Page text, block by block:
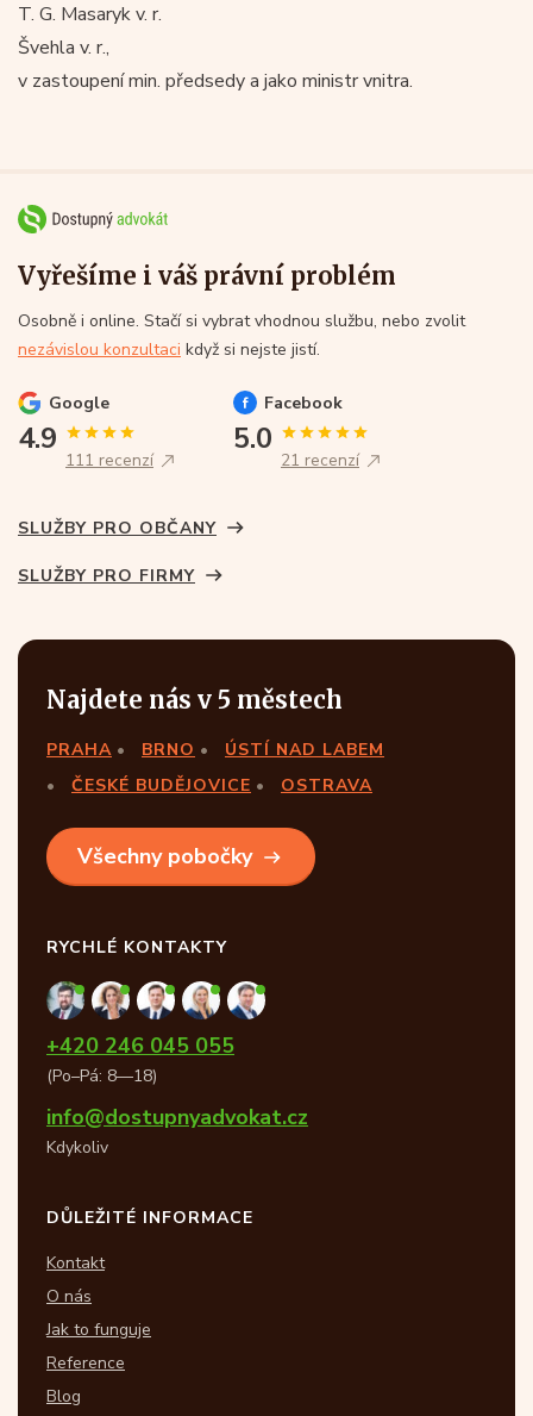
T. G. Masaryk v. r.
Švehla v. r.,
v zastoupení min. předsedy a jako ministr vnitra.
Vyřešíme i váš právní problém
Osobně i online. Stačí si vybrat vhodnou službu, nebo zvolit
nezávislou konzultaci když si nejste jistí.
Google
4.9
111 recenzí
Facebook
5.0
21 recenzí
SLUŽBY PRO OBČANY
SLUŽBY PRO FIRMY
Najdete nás v 5 městech
PRAHA BRNO
ÚSTÍ NAD LABEM
ČESKÉ BUDĚJOVICE
OSTRAVA
Všechny pobočky
RYCHLÉ KONTAKTY
+420 246 045 055
(Po–Pá: 8—18)
info@dostupnyadvokat.cz
Kdykoliv
DŮLEŽITÉ INFORMACE
Kontakt
O nás
Jak to funguje
Reference
Blog